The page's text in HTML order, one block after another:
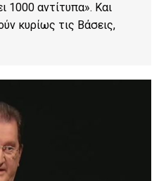
1000 αντίτυπα». Και
κυρίως τις Βάσεις,